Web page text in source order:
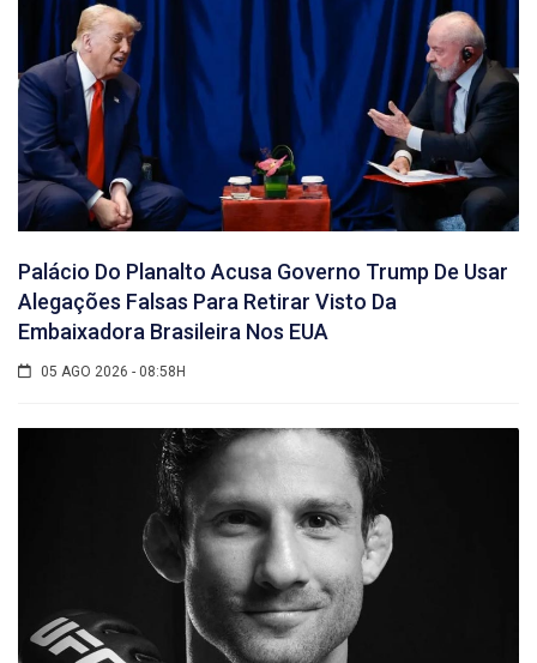
Palácio Do Planalto Acusa Governo Trump De Usar
Alegações Falsas Para Retirar Visto Da
Embaixadora Brasileira Nos EUA
05 AGO 2026 - 08:58H